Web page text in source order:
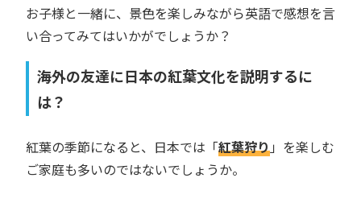
お子様と一緒に、景色を楽しみながら英語で感想を言
い合ってみてはいかがでしょうか？
海外の友達に日本の紅葉文化を説明するに
は？
紅葉の季節になると、日本では「紅葉狩り」を楽しむ
ご家庭も多いのではないでしょうか。